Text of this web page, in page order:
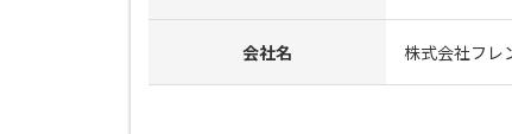
会社名 株式会社フレ